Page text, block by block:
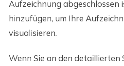
Aufzeichnung abgeschlossen
hinzufügen, um Ihre
visualisieren.
Wenn Sie an den detaillierten